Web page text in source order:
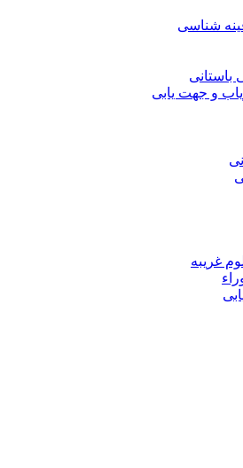
شناسی
باستانی
و جهت یابی
غریبه